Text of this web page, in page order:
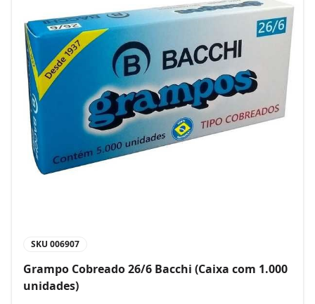
SKU 006907
Grampo Cobreado 26/6 Bacchi (Caixa com 1.000
unidades)